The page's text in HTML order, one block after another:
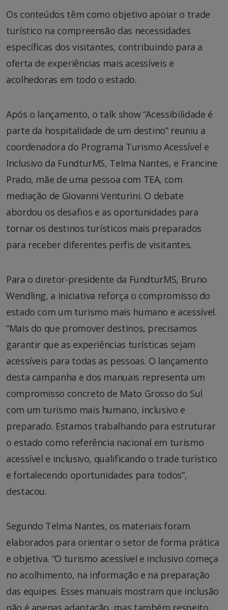
Os conteúdos têm como objetivo apoiar o trade
turístico na compreensão das necessidades
específicas dos visitantes, contribuindo para a
oferta de experiências mais acessíveis e
acolhedoras em todo o estado.
Após o lançamento, o talk show “Acessibilidade é
parte da hospitalidade de um destino” reuniu a
coordenadora do Programa Turismo Acessível e
Inclusivo da FundturMS, Telma Nantes, e Francine
Prado, mãe de uma pessoa com TEA, com
mediação de Giovanni Venturini. O debate
abordou os desafios e as oportunidades para
tornar os destinos turísticos mais preparados
para receber diferentes perfis de visitantes.
Para o diretor-presidente da FundturMS, Bruno
Wendling, a iniciativa reforça o compromisso do
estado com um turismo mais humano e acessível.
“Mais do que promover destinos, precisamos
garantir que as experiências turísticas sejam
acessíveis para todas as pessoas. O lançamento
desta campanha e dos manuais representa um
compromisso concreto de Mato Grosso do Sul
com um turismo mais humano, inclusivo e
preparado. Estamos trabalhando para estruturar
o estado como referência nacional em turismo
acessível e inclusivo, qualificando o trade turístico
e fortalecendo oportunidades para todos”,
destacou.
Segundo Telma Nantes, os materiais foram
elaborados para orientar o setor de forma prática
e objetiva. “O turismo acessível e inclusivo começa
no acolhimento, na informação e na preparação
das equipes. Esses manuais mostram que inclusão
não é apenas adaptação, mas também respeito,